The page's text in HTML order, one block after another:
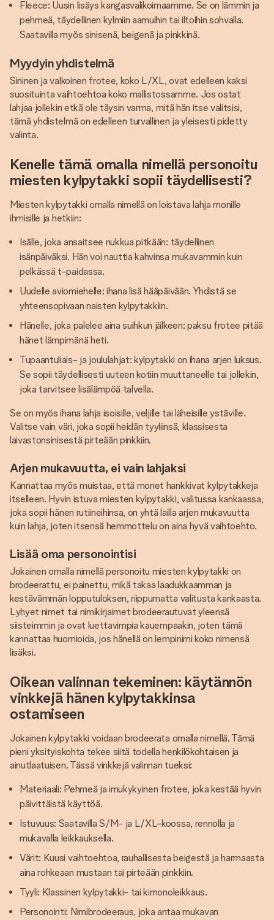
Fleece: Uusin lisäys kangasvalikoimaamme. Se on lämmin ja
pehmeä, täydellinen kylmiin aamuihin tai iltoihin sohvalla.
Saatavilla myös sinisenä, beigenä ja pinkkinä.
Myydyin yhdistelmä
Sininen ja valkoinen frotee, koko L/XL, ovat edelleen kaksi
suosituinta vaihtoehtoa koko mallistossamme. Jos ostat
lahjaa jollekin etkä ole täysin varma, mitä hän itse valitsisi,
tämä yhdistelmä on edelleen turvallinen ja yleisesti pidetty
valinta.
Kenelle tämä omalla nimellä personoitu
miesten kylpytakki sopii täydellisesti?
Miesten kylpytakki omalla nimellä on loistava lahja monille
ihmisille ja hetkiin:
Isälle, joka ansaitsee nukkua pitkään: täydellinen
isänpäiväksi. Hän voi nauttia kahvinsa mukavammin kuin
pelkässä t-paidassa.
Uudelle aviomiehelle: ihana lisä hääpäivään. Yhdistä se
yhteensopivaan naisten kylpytakkiin.
Hänelle, joka palelee aina suihkun jälkeen: paksu frotee pitää
hänet lämpimänä heti.
Tupaantuliais- ja joululahjat: kylpytakki on ihana arjen luksus.
Se sopii täydellisesti uuteen kotiin muuttaneelle tai jollekin,
joka tarvitsee lisälämpöä talvella.
Se on myös ihana lahja isoisille, veljille tai läheisille ystäville.
Valitse vain väri, joka sopii heidän tyyliinsä, klassisesta
laivastonsinisestä pirteään pinkkiin.
Arjen mukavuutta, ei vain lahjaksi
Kannattaa myös muistaa, että monet hankkivat kylpytakkeja
itselleen. Hyvin istuva miesten kylpytakki, valitussa kankaassa,
joka sopii hänen rutiineihinsa, on yhtä lailla arjen mukavuutta
kuin lahja, joten itsensä hemmottelu on aina hyvä vaihtoehto.
Lisää oma personointisi
Jokainen omalla nimellä personoitu miesten kylpytakki on
brodeerattu, ei painettu, mikä takaa laadukkaamman ja
kestävämmän lopputuloksen, riippumatta valitusta kankaasta.
Lyhyet nimet tai nimikirjaimet brodeerautuvat yleensä
siisteimmin ja ovat luettavimpia kauempaakin, joten tämä
kannattaa huomioida, jos hänellä on lempinimi koko nimensä
lisäksi.
Oikean valinnan tekeminen: käytännön
vinkkejä hänen kylpytakkinsa
ostamiseen
Jokainen kylpytakki voidaan brodeerata omalla nimellä. Tämä
pieni yksityiskohta tekee siitä todella henkilökohtaisen ja
ainutlaatuisen. Tässä vinkkejä valinnan tueksi:
Materiaali: Pehmeä ja imukykyinen frotee, joka kestää hyvin
päivittäistä käyttöä.
Istuvuus: Saatavilla S/M- ja L/XL-koossa, rennolla ja
mukavalla leikkauksella.
Värit: Kuusi vaihtoehtoa, rauhallisesta beigestä ja harmaasta
aina rohkeaan mustaan tai pirteään pinkkiin.
Tyyli: Klassinen kylpytakki- tai kimonoleikkaus.
Personointi: Nimibrodeeraus, joka antaa mukavan